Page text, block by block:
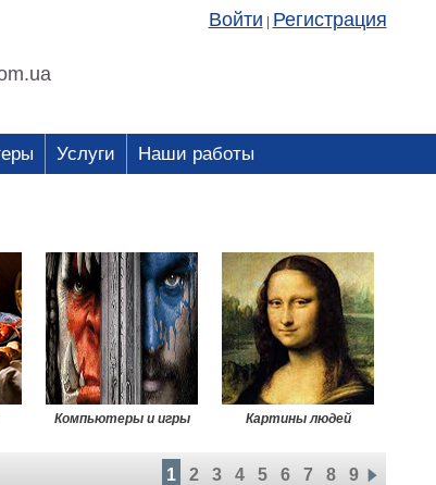
Войти Регистрация
Услуги Наши работы
Компьютеры и игры Картины людей
1 2 3 4 5 6 7 8 9